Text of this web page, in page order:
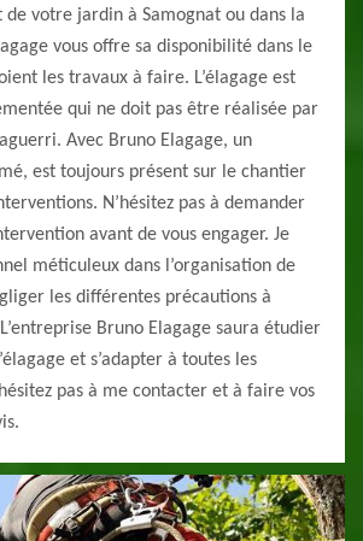
de votre jardin à Samognat ou dans la
vous offre sa disponibilité dans le
les travaux à faire. L’élagage est
qui ne doit pas être réalisée par
Avec Bruno Elagage, un
est toujours présent sur le chantier
N’hésitez pas à demander
avant de vous engager. Je
méticuleux dans l’organisation de
les différentes précautions à
Bruno Elagage saura étudier
et s’adapter à toutes les
pas à me contacter et à faire vos